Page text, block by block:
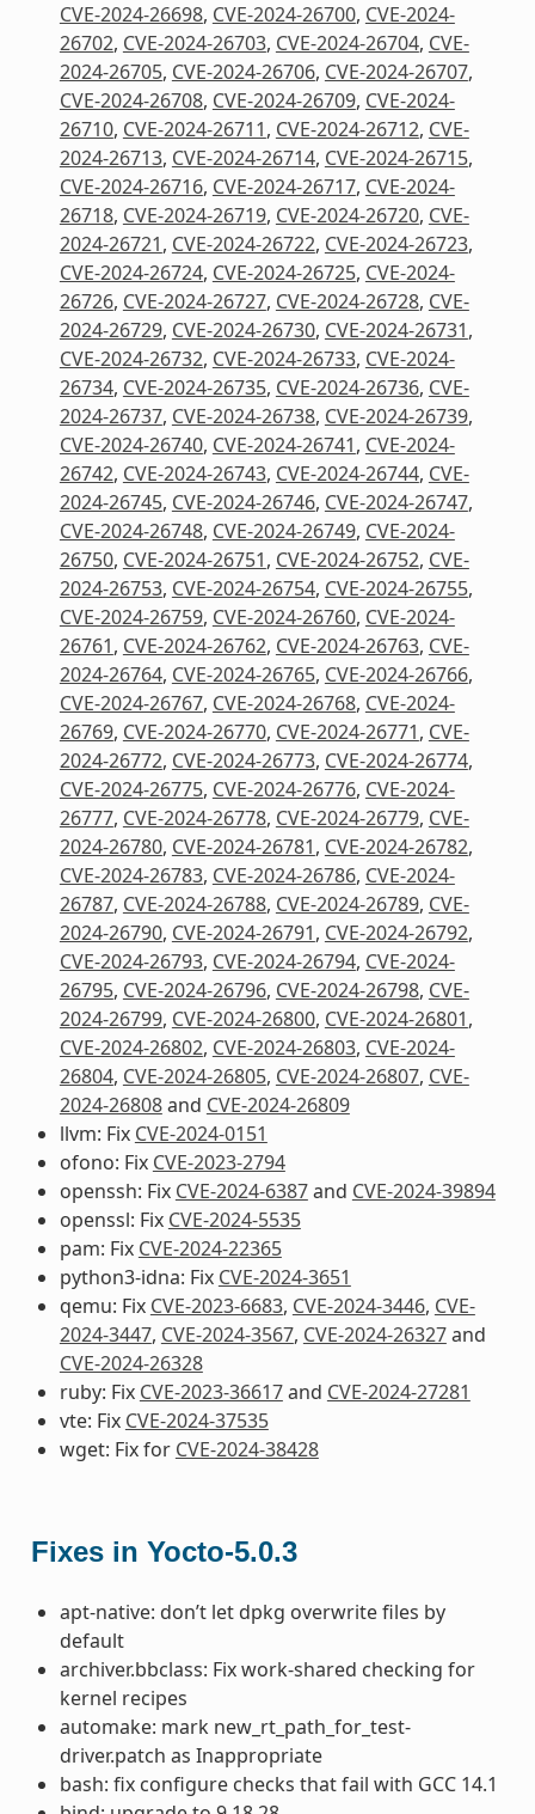
CVE-2024-26698, CVE-2024-26700, CVE-2024-
26702, CVE-2024-26703, CVE-2024-26704, CVE-
2024-26705, CVE-2024-26706, CVE-2024-26707,
CVE-2024-26708, CVE-2024-26709, CVE-2024-
26710, CVE-2024-26711, CVE-2024-26712, CVE-
2024-26713, CVE-2024-26714, CVE-2024-26715,
CVE-2024-26716, CVE-2024-26717, CVE-2024-
26718, CVE-2024-26719, CVE-2024-26720, CVE-
2024-26721, CVE-2024-26722, CVE-2024-26723,
CVE-2024-26724, CVE-2024-26725, CVE-2024-
26726, CVE-2024-26727, CVE-2024-26728, CVE-
2024-26729, CVE-2024-26730, CVE-2024-26731,
CVE-2024-26732, CVE-2024-26733, CVE-2024-
26734, CVE-2024-26735, CVE-2024-26736, CVE-
2024-26737, CVE-2024-26738, CVE-2024-26739,
CVE-2024-26740, CVE-2024-26741, CVE-2024-
26742, CVE-2024-26743, CVE-2024-26744, CVE-
2024-26745, CVE-2024-26746, CVE-2024-26747,
CVE-2024-26748, CVE-2024-26749, CVE-2024-
26750, CVE-2024-26751, CVE-2024-26752, CVE-
2024-26753, CVE-2024-26754, CVE-2024-26755,
CVE-2024-26759, CVE-2024-26760, CVE-2024-
26761, CVE-2024-26762, CVE-2024-26763, CVE-
2024-26764, CVE-2024-26765, CVE-2024-26766,
CVE-2024-26767, CVE-2024-26768, CVE-2024-
26769, CVE-2024-26770, CVE-2024-26771, CVE-
2024-26772, CVE-2024-26773, CVE-2024-26774,
CVE-2024-26775, CVE-2024-26776, CVE-2024-
26777, CVE-2024-26778, CVE-2024-26779, CVE-
2024-26780, CVE-2024-26781, CVE-2024-26782,
CVE-2024-26783, CVE-2024-26786, CVE-2024-
26787, CVE-2024-26788, CVE-2024-26789, CVE-
2024-26790, CVE-2024-26791, CVE-2024-26792,
CVE-2024-26793, CVE-2024-26794, CVE-2024-
26795, CVE-2024-26796, CVE-2024-26798, CVE-
2024-26799, CVE-2024-26800, CVE-2024-26801,
CVE-2024-26802, CVE-2024-26803, CVE-2024-
26804, CVE-2024-26805, CVE-2024-26807, CVE-
2024-26808and CVE-2024-26809
llvm: Fix CVE-2024-0151
ofono: Fix CVE-2023-2794
openssh: Fix CVE-2024-6387and CVE-2024-39894
openssl: Fix CVE-2024-5535
pam: Fix CVE-2024-22365
python3-idna: Fix CVE-2024-3651
qemu: Fix CVE-2023-6683, CVE-2024-3446, CVE-
2024-3447, CVE-2024-3567, CVE-2024-26327and
CVE-2024-26328
ruby: Fix CVE-2023-36617and CVE-2024-27281
vte: Fix CVE-2024-37535
wget: Fix for CVE-2024-38428
Fixes in Yocto-5.0.3
apt-native: don’t let dpkg overwrite files by
default
archiver.bbclass: Fix work-shared checking for
kernel recipes
automake: mark new_rt_path_for_test-
driver.patch as Inappropriate
bash: fix configure checks that fail with GCC 14.1